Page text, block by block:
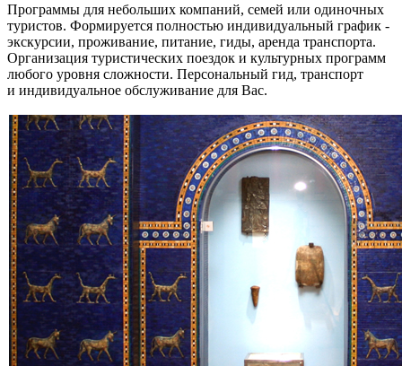
Программы для небольших компаний, семей или одиночных
туристов. Формируется полностью индивидуальный график -
экскурсии, проживание, питание, гиды, аренда транспорта.
Организация туристических поездок и культурных программ
любого уровня сложности. Персональный гид, транспорт
и индивидуальное обслуживание для Вас.